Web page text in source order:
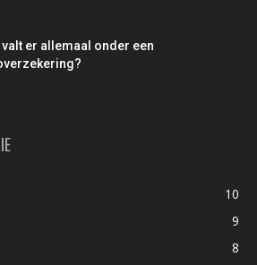
valt er allemaal onder een
10
9
8